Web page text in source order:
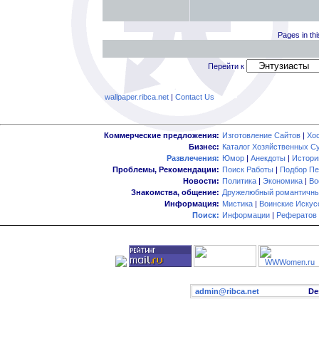
Pages in
Перейти к
wallpaper.ribca.net| Contact Us
Коммерческие предложения: Изготовление Сайтов |
Бизнес: Каталог Хозяйственных
Развлечения: Юмор | Анекдоты |
Проблемы, Рекомендации: Поиск Работы | Подбор
Новости: Политика | Экономика |
Знакомства, общение: Дружелюбный
Информация: Мистика | Воинские
Поиск: Информации | Рефератов
admin@ribca.net